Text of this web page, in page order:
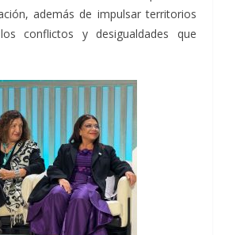
además de impulsar territorios
conflictos y desigualdades que